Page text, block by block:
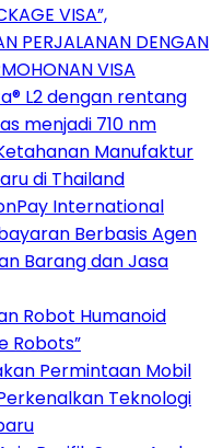
VISA”,
PERJALANAN DENGAN
VISA
L2 dengan rentang
menjadi 710 nm
Manufaktur
di Thailand
International
Berbasis Agen
Barang dan Jasa
Robot Humanoid
Robots”
Permintaan Mobil
Teknologi